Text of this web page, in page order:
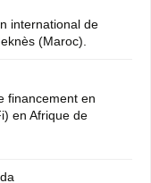
international de
(Maroc).
financement en
en Afrique de